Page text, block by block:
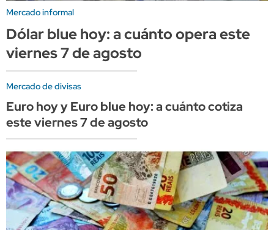
Mercado informal
Dólar blue hoy: a cuánto opera este
viernes 7 de agosto
Mercado de divisas
Euro hoy y Euro blue hoy: a cuánto cotiza
este viernes 7 de agosto